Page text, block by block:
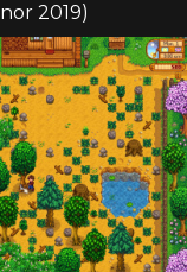
2019)